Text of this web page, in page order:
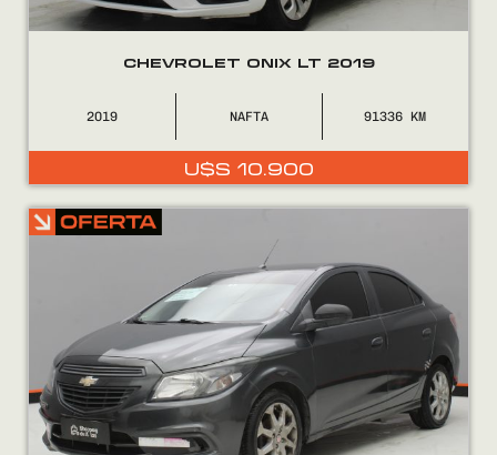
CHEVROLET ONIX LT 2019
2019 NAFTA 91336
U$S 10.900